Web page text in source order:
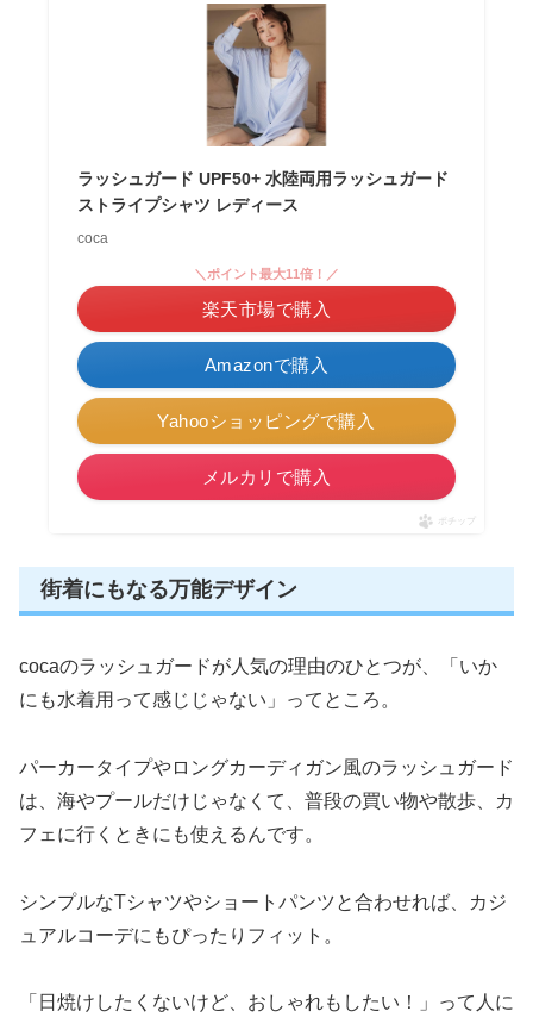
ラッシュガード UPF50+ 水陸両用ラッシュガード
ストライプシャツ レディース
coca
Amazonで購入
＼ポイント最大11倍！／
楽天市場で購入
Yahooショッピングで購入
メルカリで購入
ポチップ
街着にもなる万能デザイン
cocaのラッシュガードが人気の理由のひとつが、「いか
にも水着用って感じじゃない」ってところ。
パーカータイプやロングカーディガン風のラッシュガード
は、海やプールだけじゃなくて、普段の買い物や散歩、カ
フェに行くときにも使えるんです。
シンプルなTシャツやショートパンツと合わせれば、カジ
ュアルコーデにもぴったりフィット。
「日焼けしたくないけど、おしゃれもしたい！」って人に